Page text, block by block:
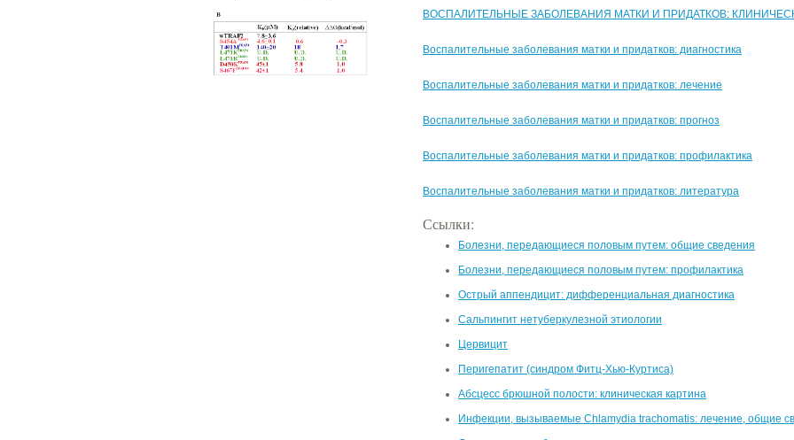
ВОСПАЛИТЕЛЬНЫЕ ЗАБОЛЕВАНИЯ МАТКИ И ПРИДАТКОВ:
Воспалительные заболевания матки и придатков: диагностика
Воспалительные заболевания матки и придатков: лечение
Воспалительные заболевания матки и придатков: прогноз
Воспалительные заболевания матки и придатков: профилактика
Воспалительные заболевания матки и придатков: литература
Ссылки:
Болезни, передающиеся половым путем: общие сведения
Болезни, передающиеся половым путем: профилактика
Острый аппендицит: дифференциальная диагностика
Сальпингит нетуберкулезной этиологии
Цервицит
Перигепатит (синдром Фитц-Хью-Куртиса)
Абсцесс брюшной полости: клиническая картина
Инфекции, вызываемые Chlamydia trachomatis: лечение, общие